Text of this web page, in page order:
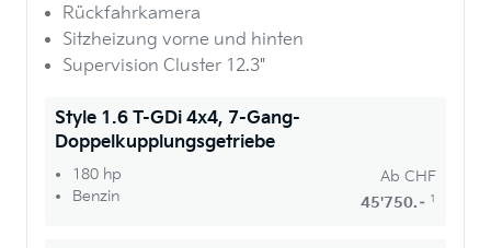
Rückfahrkamera
Sitzheizung vorne und hinten
Supervision Cluster 12.3"
Style 1.6 T-GDi 4x4, 7-Gang-
Doppelkupplungsgetriebe
180 hp
Benzin
Ab CHF
45'750.– 1